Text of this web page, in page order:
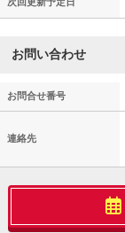
お問い合わせ
お問合せ番号
連絡先